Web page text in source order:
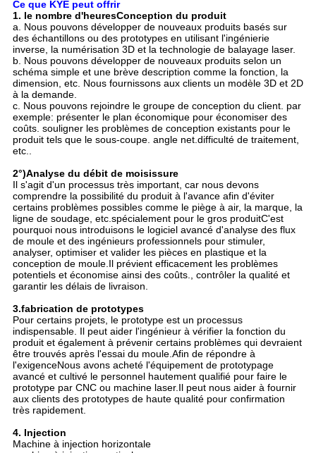
Ce que KYE peut offrir
1. le nombre d'heuresConception du produit
a. Nous pouvons développer de nouveaux produits basés sur
des échantillons ou des prototypes en utilisant l'ingénierie
inverse, la numérisation 3D et la technologie de balayage laser.
b. Nous pouvons développer de nouveaux produits selon un
schéma simple et une brève description comme la fonction, la
dimension, etc. Nous fournissons aux clients un modèle 3D et 2D
à la demande.
c. Nous pouvons rejoindre le groupe de conception du client. par
exemple: présenter le plan économique pour économiser des
coûts. souligner les problèmes de conception existants pour le
produit tels que le sous-coupe. angle net.difficulté de traitement,
etc..
2°)Analyse du débit de moisissure
Il s'agit d'un processus très important, car nous devons
comprendre la possibilité du produit à l'avance afin d'éviter
certains problèmes possibles comme le piège à air, la marque, la
ligne de soudage, etc.spécialement pour le gros produitC'est
pourquoi nous introduisons le logiciel avancé d'analyse des flux
de moule et des ingénieurs professionnels pour stimuler,
analyser, optimiser et valider les pièces en plastique et la
conception de moule.Il prévient efficacement les problèmes
potentiels et économise ainsi des coûts., contrôler la qualité et
garantir les délais de livraison.
3.fabrication de prototypes
Pour certains projets, le prototype est un processus
indispensable. Il peut aider l'ingénieur à vérifier la fonction du
produit et également à prévenir certains problèmes qui devraient
être trouvés après l'essai du moule.Afin de répondre à
l'exigenceNous avons acheté l'équipement de prototypage
avancé et cultivé le personnel hautement qualifié pour faire le
prototype par CNC ou machine laser.Il peut nous aider à fournir
aux clients des prototypes de haute qualité pour confirmation
très rapidement.
4. Injection
Machine à injection horizontale